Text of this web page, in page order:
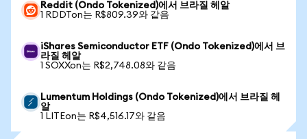
Reddit (Ondo Tokenized)에서 브라질 헤알
1 RDDTon는 R$809.39와 같음
iShares Semiconductor ETF (Ondo Tokenized)에서 브
라질 헤알
1 SOXXon는 R$2,748.08와 같음
Lumentum Holdings (Ondo Tokenized)에서 브라질 헤
알
1 LITEon는 R$4,516.17와 같음